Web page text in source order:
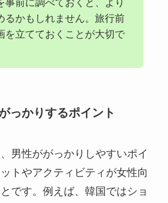
事前に調べておくと、より
るかもしれません。旅行前
を立てておくことが大切で
っかりするポイント
男性ががっかりしやすいポイ
トやアクティビティが女性向
です。例えば、韓国ではショ